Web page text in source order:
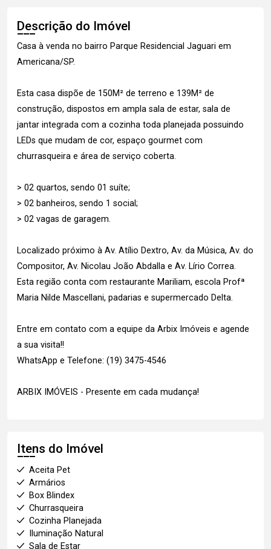
Descrição do Imóvel
Casa à venda no bairro Parque Residencial Jaguari em
Americana/SP.
Esta casa dispõe de 150M² de terreno e 139M² de
construção, dispostos em ampla sala de estar, sala de
jantar integrada com a cozinha toda planejada possuindo
LEDs que mudam de cor, espaço gourmet com
churrasqueira e área de serviço coberta.
> 02 quartos, sendo 01 suíte;
> 02 banheiros, sendo 1 social;
> 02 vagas de garagem.
Localizado próximo à Av. Atílio Dextro, Av. da Música, Av. do
Compositor, Av. Nicolau João Abdalla e Av. Lírio Correa.
Esta região conta com restaurante Mariliam, escola Profª
Maria Nilde Mascellani, padarias e supermercado Delta.
Entre em contato com a equipe da Arbix Imóveis e agende
a sua visita!!
WhatsApp e Telefone: (19) 3475-4546
ARBIX IMÓVEIS - Presente em cada mudança!
Itens do Imóvel
Aceita Pet
Armários
Box Blindex
Churrasqueira
Cozinha Planejada
Iluminação Natural
Sala de Estar